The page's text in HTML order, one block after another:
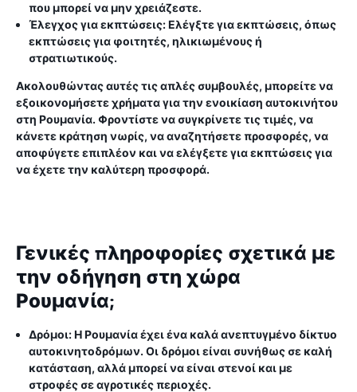
που μπορεί να μην χρειάζεστε.
Έλεγχος για εκπτώσεις:Ελέγξτε για εκπτώσεις, όπως
εκπτώσεις για φοιτητές, ηλικιωμένους ή
στρατιωτικούς.
Ακολουθώντας αυτές τις απλές συμβουλές, μπορείτε να
εξοικονομήσετε χρήματα για την ενοικίαση αυτοκινήτου
στη Ρουμανία. Φροντίστε να συγκρίνετε τις τιμές, να
κάνετε κράτηση νωρίς, να αναζητήσετε προσφορές, να
αποφύγετε επιπλέον και να ελέγξετε για εκπτώσεις για
να έχετε την καλύτερη προσφορά.
Γενικές πληροφορίες σχετικά με
την οδήγηση στη χώρα
Ρουμανία;
Δρόμοι:Η Ρουμανία έχει ένα καλά ανεπτυγμένο δίκτυο
αυτοκινητοδρόμων. Οι δρόμοι είναι συνήθως σε καλή
κατάσταση, αλλά μπορεί να είναι στενοί και με
στροφές σε αγροτικές περιοχές.